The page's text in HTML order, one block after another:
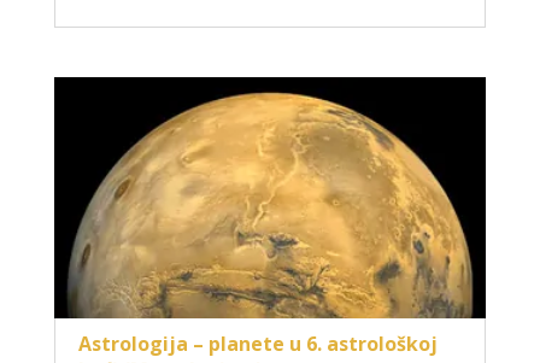
Astrologija – planete u 6. astrološkoj